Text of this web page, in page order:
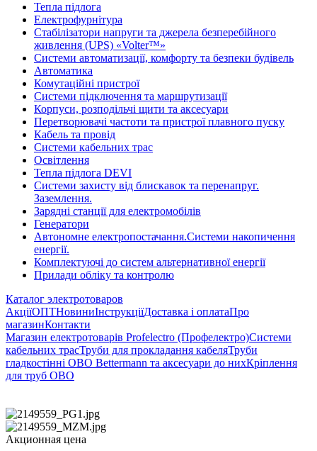
Тепла підлога
Електрофурнітура
Cтабілізатори напруги та джерела безперебійного
живлення (UPS) «Volter™»
Системи автоматизації, комфорту та безпеки будівель
Автоматика
Комутаційні пристрої
Системи підключення та маршрутизації
Корпуси, розподільчі щити та аксесуари
Перетворювачі частоти та пристрої плавного пуску
Кабель та провід
Системи кабельних трас
Освітлення
Тепла підлога DEVI
Системи захисту від блискавок та перенапруг.
Заземлення.
Зарядні станції для електромобілів
Генератори
Автономне електропостачання.Системи накопичення
енергії.
Комплектуючі до систем альтернативної енергії
Прилади обліку та контролю
Каталог электротоваров
АкціїОПТНовиниІнструкціїДоставка і оплатаПро
магазинКонтакти
Магазин електротоварів Profelectro (Профелектро)Системи
кабельних трасТруби для прокладання кабеляТруби
гладкостінні OBO Bettermann та аксесуари до нихКріплення
для труб ОВО
Акционная цена